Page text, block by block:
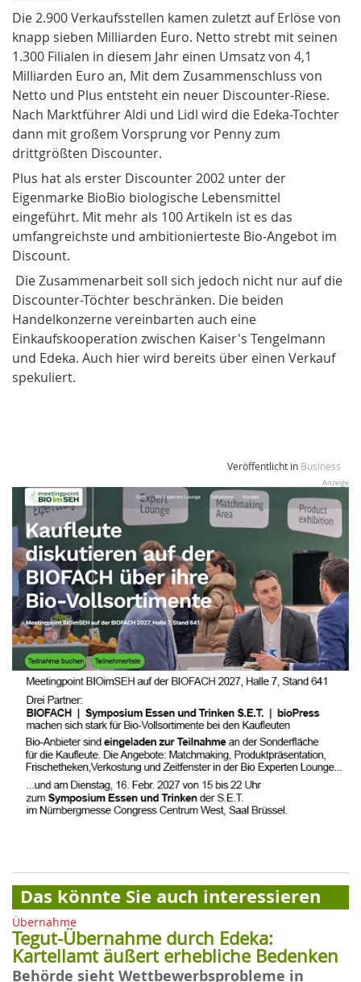
Die 2.900 Verkaufsstellen kamen zuletzt auf Erlöse von
knapp sieben Milliarden Euro. Netto strebt mit seinen
1.300 Filialen in diesem Jahr einen Umsatz von 4,1
Milliarden Euro an, Mit dem Zusammenschluss von
Netto und Plus entsteht ein neuer Discounter-Riese.
Nach Marktführer Aldi und Lidl wird die Edeka-Tochter
dann mit großem Vorsprung vor Penny zum
drittgrößten Discounter.
Plus hat als erster Discounter 2002 unter der
Eigenmarke BioBio biologische Lebensmittel
eingeführt. Mit mehr als 100 Artikeln ist es das
umfangreichste und ambitionierteste Bio-Angebot im
Discount.
Die Zusammenarbeit soll sich jedoch nicht nur auf die
Discounter-Töchter beschränken. Die beiden
Handelkonzerne vereinbarten auch eine
Einkaufskooperation zwischen Kaiser's Tengelmann
und Edeka. Auch hier wird bereits über einen Verkauf
spekuliert.
Veröffentlicht in Business
Anzeige
Das könnte Sie auch interessieren
Übernahme
Tegut-Übernahme durch Edeka:
Kartellamt äußert erhebliche Bedenken
Behörde sieht Wettbewerbsprobleme in